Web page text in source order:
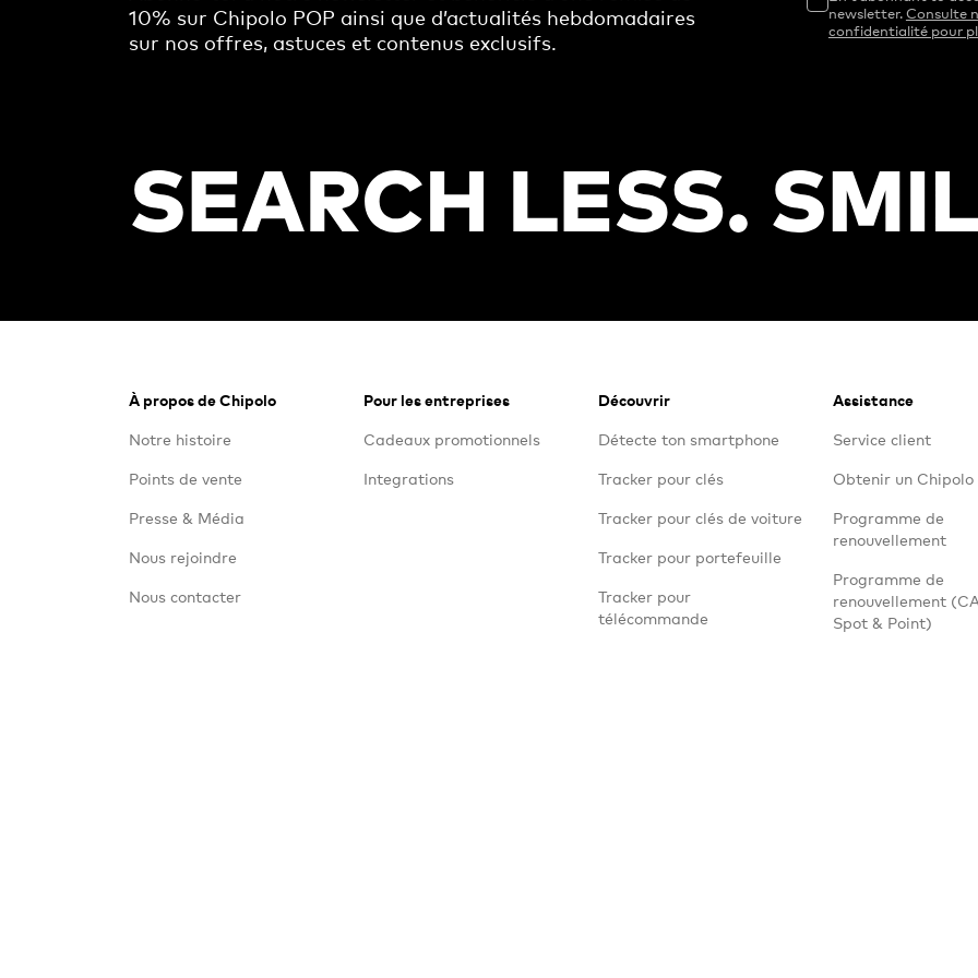
10% sur Chipolo POP ainsi que d’actualités hebdomadaires
sur nos offres, astuces et contenus exclusifs.
newsletter.Consulte
confidentialité pour
À propos de Chipolo
Notre histoire
Points de vente
Presse & Média
Nous rejoindre
Nous contacter
Pour les entreprises
Cadeaux promotionnels
Integrations
Découvrir
Détecte ton smartphone
Tracker pour clés
Tracker pour clés de voiture
Tracker pour portefeuille
Tracker pour
télécommande
Assistance
Service client
Obtenir un
Programme de
renouvellement
Programme de
renouvellement
Spot & Point)